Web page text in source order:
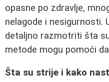
opasne po zdravlje,
nelagode i nesigurnosti.
detaljno razmotriti šta
metode mogu pomoći
Šta su strije i kako